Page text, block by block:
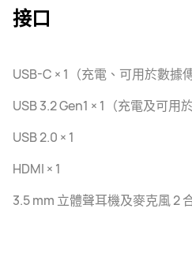
接口
USB-C × 1（充電、可用於數據
USB 3.2 Gen1 × 1（充電及可用
USB 2.0 × 1
HDMI × 1
3.5 mm 立體聲耳機及麥克風 2